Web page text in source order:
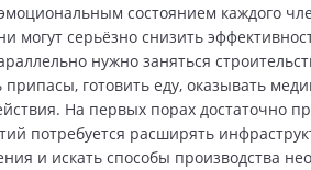
состоянием каждого
могут серьёзно снизить
нужно заняться
готовить еду, оказывать
На первых порах достаточно
потребуется расширять
и искать способы производства